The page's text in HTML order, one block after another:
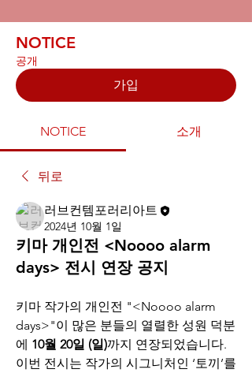
NOTICE
공개
가입
NOTICE 소개
뒤로
러브컨템포러리아트
2024년 10월 1일
키마 개인전 <Noooo alarm
days> 전시 연장 공지
키마 작가의 개인전 "<Noooo alarm
days>"이 많은 분들의 열렬한 성원 덕분
에 10월 20일 (일)까지 연장되었습니다.
이번 전시는 작가의 시그니처인 ‘토끼’를